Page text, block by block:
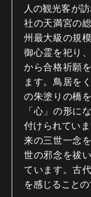
人の観光客が
社の天満宮の
州最大級の規
御心霊を祀り
から合格祈願
ます。鳥居を
の朱塗りの橋
「心」の形に
付けられてい
来の三世一念
世の邪念を祓
ています。古
を感じることの